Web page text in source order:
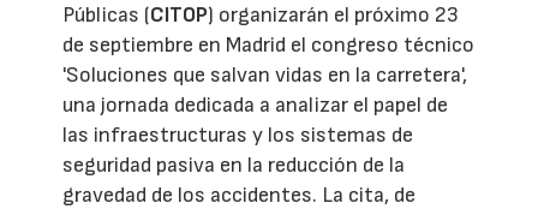
Públicas (CITOP) organizarán el próximo 23
de septiembre en Madrid el congreso técnico
'Soluciones que salvan vidas en la carretera',
una jornada dedicada a analizar el papel de
las infraestructuras y los sistemas de
seguridad pasiva en la reducción de la
gravedad de los accidentes. La cita, de